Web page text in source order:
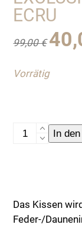
ECRU
99,00€ Preis
99,00 €
Vorrätig
Exclusives
In
Das Kissen
Feder-/